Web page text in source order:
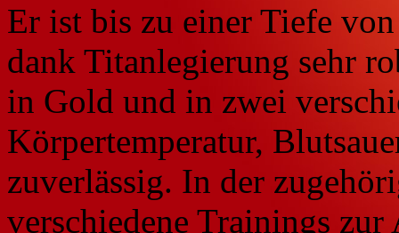
Er ist bis zu einer Tiefe
dank Titanlegierung sehr
in Gold und in zwei
Körpertemperatur,
zuverlässig. In der
verschiedene Trainings